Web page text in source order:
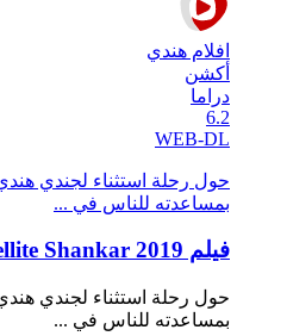
افلام هندي
أكشن
دراما
6.2
WEB-DL
حول رحلة استثناء لجندي
بمساعدته للناس في ...
فيلم Satellite Shankar 2019 مترجم HD
حول رحلة استثناء لجندي
بمساعدته للناس في ...